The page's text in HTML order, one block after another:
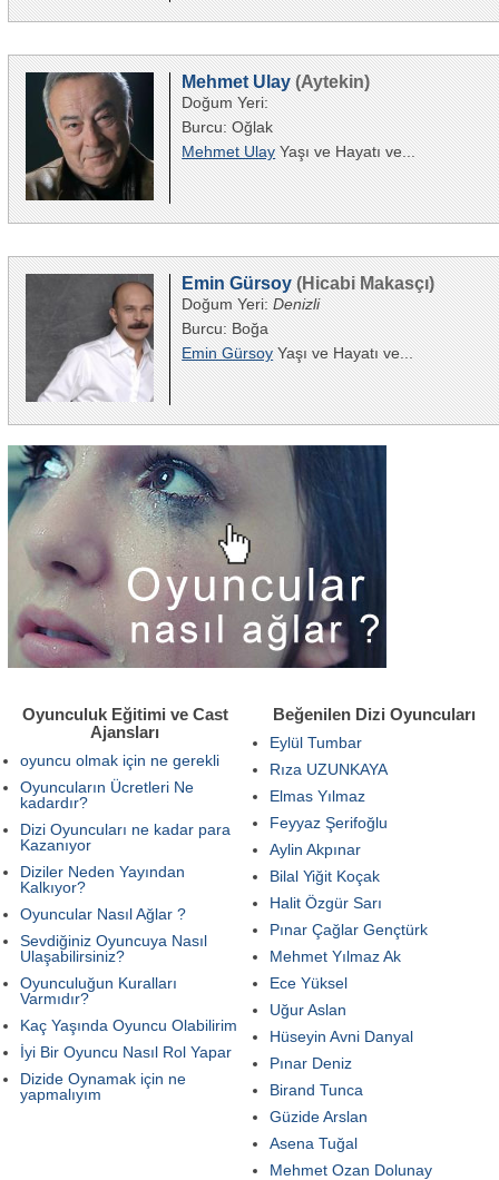
Mehmet Ulay (Aytekin)
Doğum Yeri:
Burcu: Oğlak
Mehmet UlayYaşı ve Hayatı ve...
Emin Gürsoy (Hicabi Makasçı)
Doğum Yeri:Denizli
Burcu: Boğa
Emin GürsoyYaşı ve Hayatı ve...
Oyunculuk Eğitimi ve Cast
Ajansları
oyuncu olmak için ne gerekli
Oyuncuların Ücretleri Ne
kadardır?
Dizi Oyuncuları ne kadar para
Kazanıyor
Diziler Neden Yayından
Kalkıyor?
Oyuncular Nasıl Ağlar ?
Sevdiğiniz Oyuncuya Nasıl
Ulaşabilirsiniz?
Oyunculuğun Kuralları
Varmıdır?
Kaç Yaşında Oyuncu Olabilirim
İyi Bir Oyuncu Nasıl Rol Yapar
Dizide Oynamak için ne
yapmalıyım
Beğenilen Dizi Oyuncuları
Eylül Tumbar
Rıza UZUNKAYA
Elmas Yılmaz
Feyyaz Şerifoğlu
Aylin Akpınar
Bilal Yiğit Koçak
Halit Özgür Sarı
Pınar Çağlar Gençtürk
Mehmet Yılmaz Ak
Ece Yüksel
Uğur Aslan
Hüseyin Avni Danyal
Pınar Deniz
Birand Tunca
Güzide Arslan
Asena Tuğal
Mehmet Ozan Dolunay